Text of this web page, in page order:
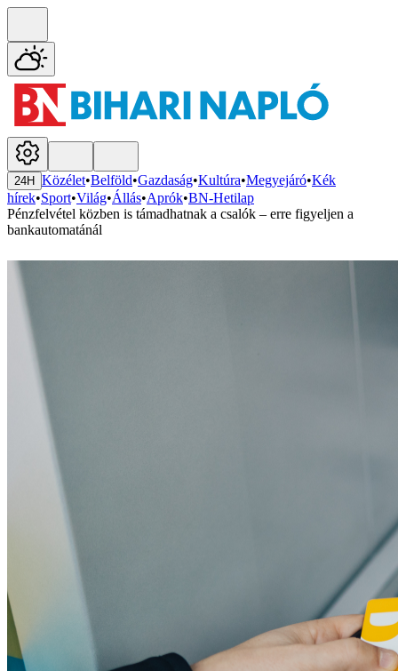
24H Közélet•Belföld•Gazdaság•Kultúra•Megyejáró•Kék
hírek•Sport•Világ•Állás•Aprók•BN-Hetilap
Pénzfelvétel közben is támadhatnak a csalók – erre figyeljen a
bankautomatánál